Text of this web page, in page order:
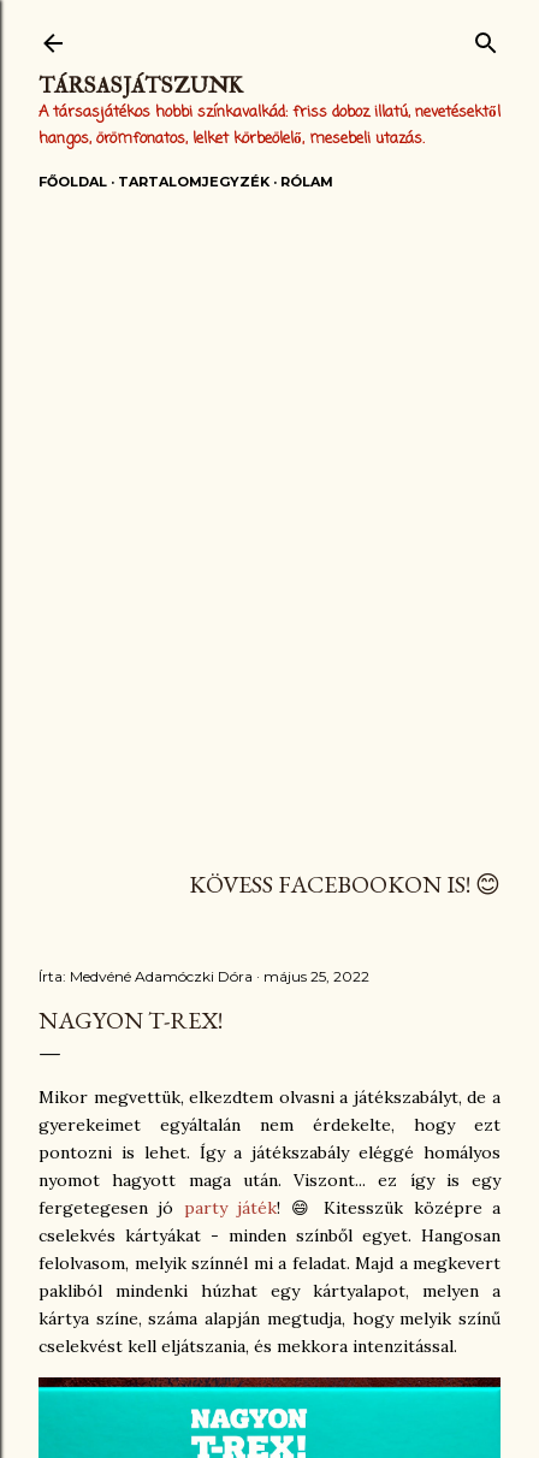
TÁRSASJÁTSZUNK
A társasjátékos hobbi színkavalkád: friss doboz illatú, nevetésektől
hangos, örömfonatos, lelket körbeölelő, mesebeli utazás.
FŐOLDAL TARTALOMJEGYZÉK RÓLAM
KÖVESS FACEBOOKON IS! 😊
Írta: Medvéné Adamóczki Dóra május 25, 2022
NAGYON T-REX!
Mikor megvettük, elkezdtem olvasni a játékszabályt, de a
gyerekeimet egyáltalán nem érdekelte, hogy ezt
pontozni is lehet. Így a játékszabály eléggé homályos
nyomot hagyott maga után. Viszont... ez így is egy
fergetegesen jó party játék! 😄 Kitesszük középre a
cselekvés kártyákat - minden színből egyet. Hangosan
felolvasom, melyik színnél mi a feladat. Majd a megkevert
pakliból mindenki húzhat egy kártyalapot, melyen a
kártya színe, száma alapján megtudja, hogy melyik színű
cselekvést kell eljátszania, és mekkora intenzitással.